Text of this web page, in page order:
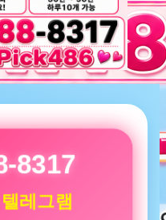
8317
레그램